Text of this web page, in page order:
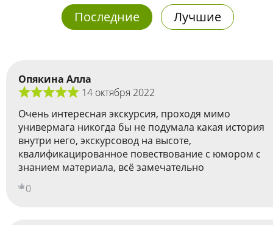
Последние Лучшие
Опякина Алла
14 октября 2022
Очень интересная экскурсия, проходя мимо
универмага никогда бы не подумала какая история
внутри него, экскурсовод на высоте,
квалификацированное повествование с юмором с
знанием материала, всё замечательно
0